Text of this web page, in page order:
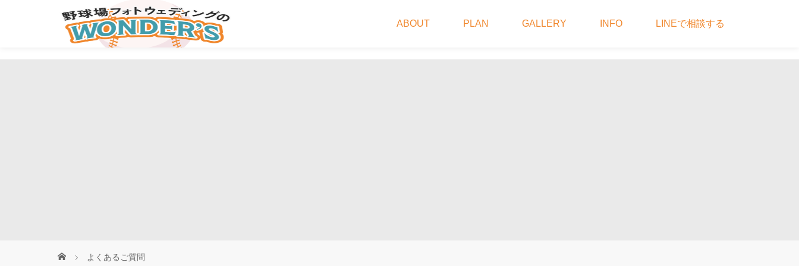
ABOUT PLAN GALLERY INFO LINEで相談する
よくあるご質問